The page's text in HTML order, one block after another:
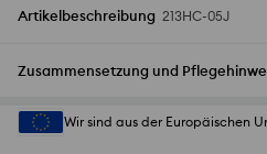
Artikelbeschreibung 213HC-05J
Zusammensetzung und
Wir sind aus der Europäischen